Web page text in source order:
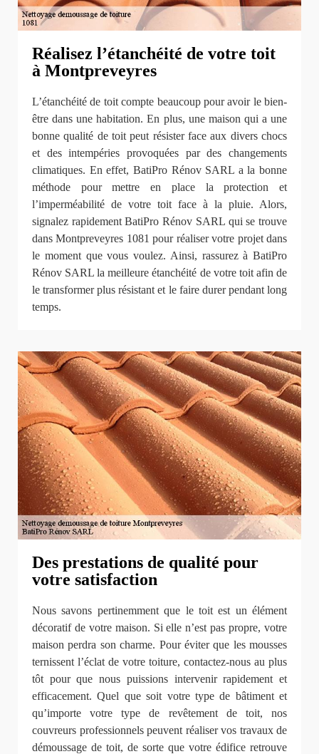
Réalisez l’étanchéité de votre toit
à Montpreveyres
L’étanchéité de toit compte beaucoup pour avoir le bien-
être dans une habitation. En plus, une maison qui a une
bonne qualité de toit peut résister face aux divers chocs
et des intempéries provoquées par des changements
climatiques. En effet, BatiPro Rénov SARL a la bonne
méthode pour mettre en place la protection et
l’imperméabilité de votre toit face à la pluie. Alors,
signalez rapidement BatiPro Rénov SARL qui se trouve
dans Montpreveyres 1081 pour réaliser votre projet dans
le moment que vous voulez. Ainsi, rassurez à BatiPro
Rénov SARL la meilleure étanchéité de votre toit afin de
le transformer plus résistant et le faire durer pendant long
temps.
Des prestations de qualité pour
votre satisfaction
Nous savons pertinemment que le toit est un élément
décoratif de votre maison. Si elle n’est pas propre, votre
maison perdra son charme. Pour éviter que les mousses
ternissent l’éclat de votre toiture, contactez-nous au plus
tôt pour que nous puissions intervenir rapidement et
efficacement. Quel que soit votre type de bâtiment et
qu’importe votre type de revêtement de toit, nos
couvreurs professionnels peuvent réaliser vos travaux de
démoussage de toit, de sorte que votre édifice retrouve